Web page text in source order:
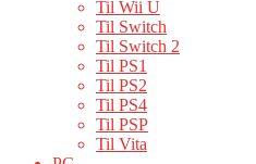
Til Wii U
Til Switch
Til Switch 2
Til PS1
Til PS2
Til PS4
Til PSP
Til Vita